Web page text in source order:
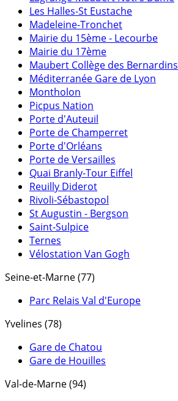
Les Halles-St Eustache
Madeleine-Tronchet
Mairie du 15ème - Lecourbe
Mairie du 17ème
Maubert Collège des Bernardins
Méditerranée Gare de Lyon
Montholon
Picpus Nation
Porte d'Auteuil
Porte de Champerret
Porte d'Orléans
Porte de Versailles
Quai Branly-Tour Eiffel
Reuilly Diderot
Rivoli-Sébastopol
St Augustin - Bergson
Saint-Sulpice
Ternes
Vélostation Van Gogh
Seine-et-Marne (77)
Parc Relais Val d'Europe
Yvelines (78)
Gare de Chatou
Gare de Houilles
Val-de-Marne (94)